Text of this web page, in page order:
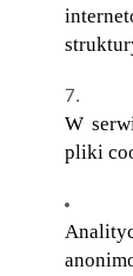
W
pliki